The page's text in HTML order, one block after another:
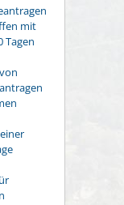
mit
Tagen